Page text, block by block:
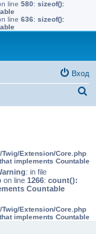
line 580: sizeof():
line 636: sizeof():
Вход
к
Extension/Core.php
implements Countable
: in file
on line 1266: count():
Countable
Extension/Core.php
implements Countable